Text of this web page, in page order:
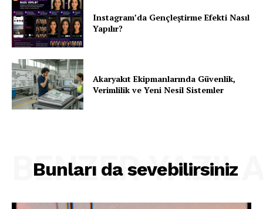
Instagram’da Gençleştirme Efekti Nasıl
Yapılır?
Akaryakıt Ekipmanlarında Güvenlik,
Verimlilik ve Yeni Nesil Sistemler
Bunları da sevebilirsiniz
BENZER